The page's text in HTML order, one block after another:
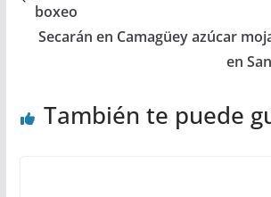
boxeo
Secarán en Camagüey azúcar
en
También te puede